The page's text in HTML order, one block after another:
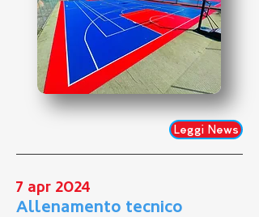
Leggi News
7 apr 2024
Allenamento tecnico